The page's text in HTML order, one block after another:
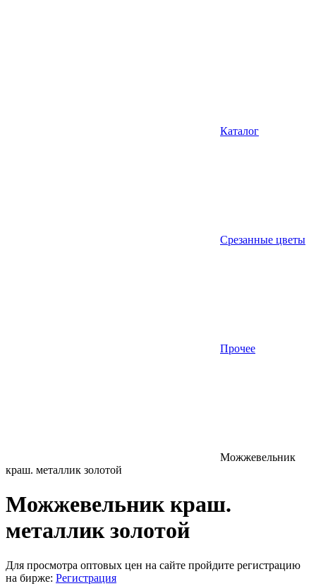
Каталог
Срезанные цветы
Прочее
Можжевельник
краш. металлик золотой
Можжевельник краш.
металлик золотой
Для просмотра оптовых цен на сайте пройдите регистрацию
на бирже: Регистрация